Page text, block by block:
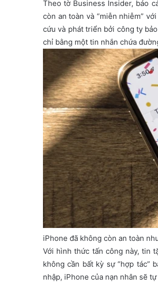
Theo tờ Business Insider, báo
còn an toàn và “miễn nhiễm”
cứu và phát triển bởi công ty
chỉ bằng một tin nhắn chứa
iPhone đã không còn an toàn
Với hình thức tấn công này, tin
không cần bất kỳ sự “hợp tác”
nhập, iPhone của nạn nhân sẽ